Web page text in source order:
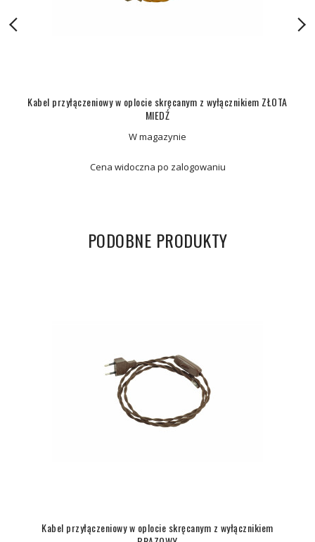
Kabel przyłączeniowy w oplocie skręcanym z wyłącznikiem ZŁOTA
MIEDŹ
W magazynie
Cena widoczna po zalogowaniu
PODOBNE PRODUKTY
Kabel przyłączeniowy w oplocie skręcanym z wyłącznikiem